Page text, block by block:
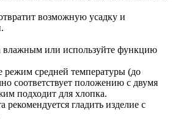
возможную усадку и
влажным или используйте функцию
режим средней температуры (до
соответствует положению с двумя
подходит для хлопка.
рекомендуется гладить изделие с